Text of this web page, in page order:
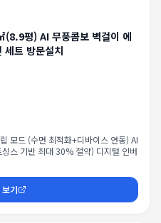
평) AI 무풍콤보 벽걸이 에
트 방문설치
모드 (수면 최적화+디바이스 연동) AI
스 기반 최대 30% 절약) 디지털 인버
기